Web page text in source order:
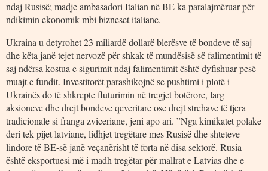
ndaj Rusisë; madje ambasadori Italian në BE ka paralajmëruar për
ndikimin ekonomik mbi bizneset italiane.
Ukraina u detyrohet 23 miliardë dollarë blerësve të bondeve të saj
dhe këta janë tejet nervozë për shkak të mundësisë së falimentimit të
saj ndërsa kostua e sigurimit ndaj falimentimit është dyfishuar pesë
muajt e fundit. Investitorët parashikojnë se pushtimi i plotë i
Ukrainës do të shkrepte fluturimin në tregjet botërore, larg
aksioneve dhe drejt bondeve qeveritare ose drejt strehave të tjera
tradicionale si franga zviceriane, jeni apo ari. ”Nga kimikatet polake
deri tek pijet latviane, lidhjet tregëtare mes Rusisë dhe shteteve
lindore të BE-së janë veçanërisht të forta në disa sektorë. Rusia
është eksportuesi më i madh tregëtar për mallrat e Latvias dhe e